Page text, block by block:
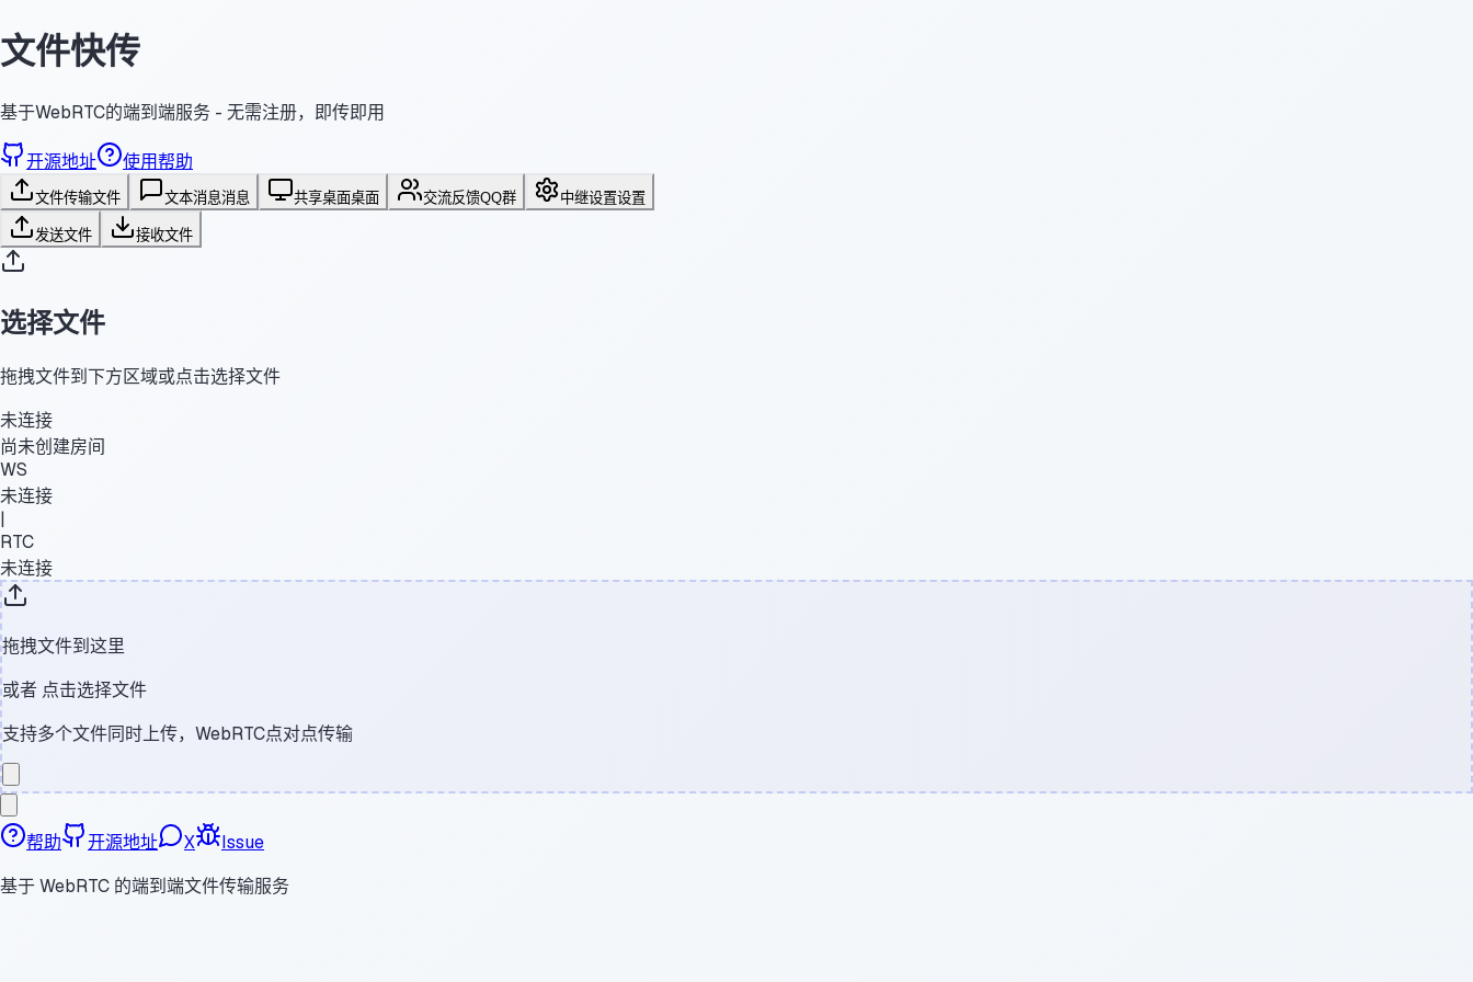
文件快传
基于WebRTC的端到端服务 - 无需注册，即传即用
开源地址 使用帮助
文件传输文件 文本消息消息 共享桌面桌面 交流反馈QQ群 中继设置设置
发送文件 接收文件
选择文件
拖拽文件到下方区域或点击选择文件
未连接
尚未创建房间
WS
未连接
|
RTC
未连接
拖拽文件到这里
或者 点击选择文件
支持多个文件同时上传，WebRTC点对点传输
帮助 开源地址 X
Issue
基于 WebRTC 的端到端文件传输服务